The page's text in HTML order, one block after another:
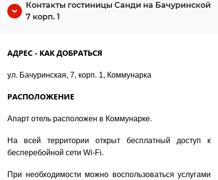
Контакты гостиницы Санди на Бачуринской
7 корп. 1
АДРЕС - КАК ДОБРАТЬСЯ
ул. Бачуринская, 7, корп. 1, Коммунарка
РАСПОЛОЖЕНИЕ
Апарт отель расположен в Коммунарке.
На всей территории открыт бесплатный доступ к
бесперебойной сети Wi-Fi.
При необходимости можно воспользоваться услугами